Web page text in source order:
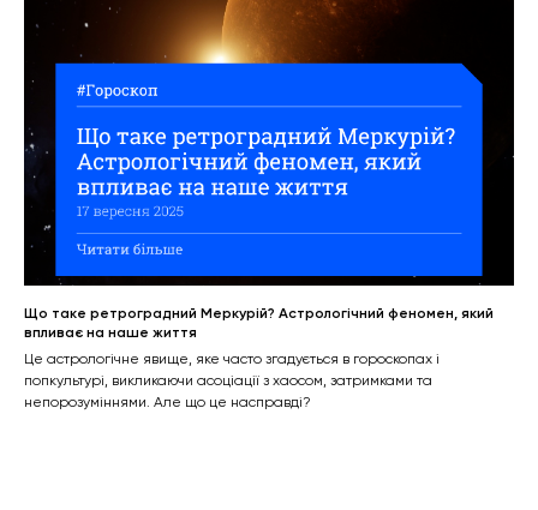
Що таке ретроградний Меркурій? Астрологічний феномен, який
впливає на наше життя
Це астрологічне явище, яке часто згадується в гороскопах і
попкультурі, викликаючи асоціації з хаосом, затримками та
непорозуміннями. Але що це насправді?